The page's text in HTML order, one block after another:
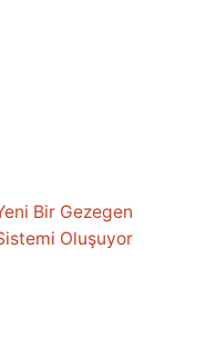
Bir Gezegen
Oluşuyor